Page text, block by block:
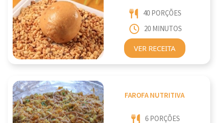
40 PORÇÕES
20 MINUTOS
VER RECEITA
FAROFA NUTRITIVA
6 PORÇÕES